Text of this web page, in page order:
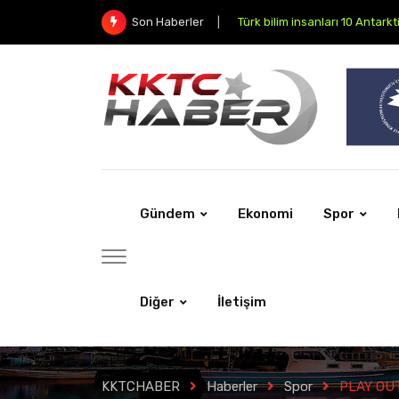
Son Haberler FC Barcelona Barça
Gündem Ekonomi Spor
Diğer İletişim
KKTCHABER Haberler Spor PLAY